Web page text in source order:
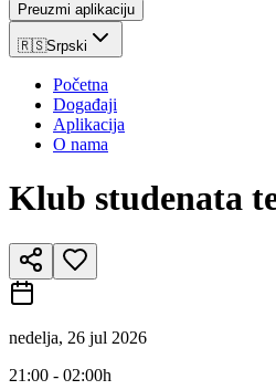
Preuzmi aplikaciju
🇷🇸Srpski
Početna
Događaji
Aplikacija
O nama
Klub studenata
nedelja, 26 jul 2026
21:00 - 02:00h